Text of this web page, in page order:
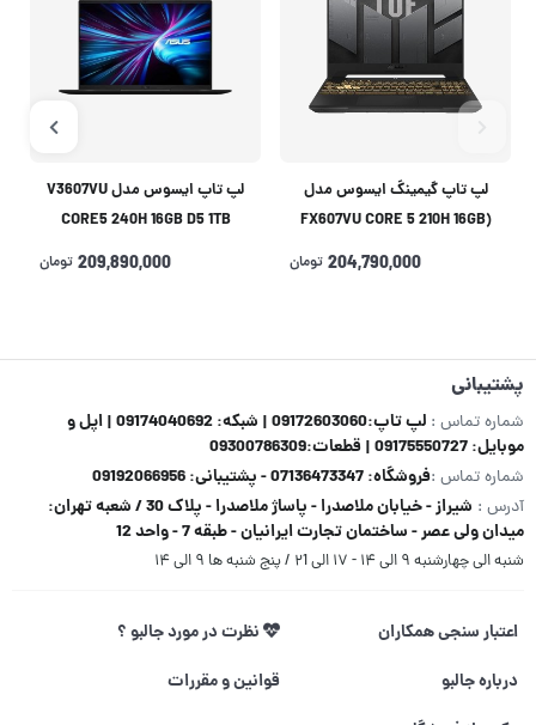
لپ تاپ گیمینگ ایسوس مدل
(FX607VU CORE 5 210H 16GB
512 SSD 6GB(RTX4050
204,790,000 تومان
لپ تاپ ایسوس مدل V3607VU
CORE5 240H 16GB D5 1TB
6GB(RTX4050)
209,890,000 تومان
پشتیبانی
شماره تماس :
لپ تاپ:09172603060 | شبکه: 09174040692 | اپل و
موبایل: 09175550727 | قطعات:09300786309
شماره تماس :فروشگاه: 07136473347 - پشتیبانی: 09192066956
آدرس :
شیراز - خیابان ملاصدرا - پاساژ ملاصدرا - پلاک 30 / شعبه تهران:
میدان ولی عصر - ساختمان تجارت ایرانیان - طبقه 7 - واحد 12
شنبه الی چهارشنبه ۹ الی ۱۴ - ۱۷ الی ۲1 / پنج شنبه ها ۹ الی ۱۴
اعتبار سنجی همکاران
نظرت در مورد جالبو ؟
درباره جالبو
قوانین و مقررات